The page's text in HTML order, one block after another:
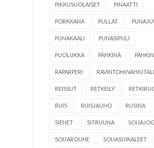
PIKKUSUOLAISET PINAATTI
PORKKANA PULLAT
PUNAKAALI PUNASIPULI
PUOLUKKA PÄHKINÄ
RAPARPERI
REISSUT RETKEILY
RUIS RUISJAUHO RUSINA
SIENET SITRUUNA
SOIJAROUHE SOIJASUIKALEET